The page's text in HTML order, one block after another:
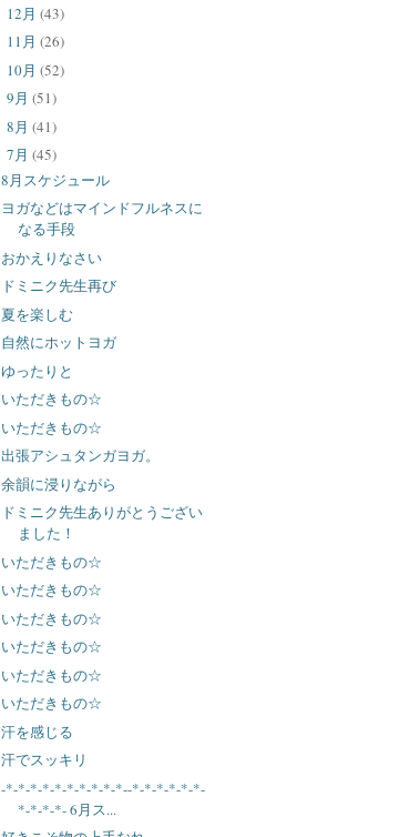
12月 (43)
11月 (26)
10月 (52)
9月 (51)
8月 (41)
7月 (45)
8月スケジュール
ヨガなどはマインドフルネスに
なる手段
おかえりなさい
ドミニク先生再び
夏を楽しむ
自然にホットヨガ
ゆったりと
いただきもの☆
いただきもの☆
出張アシュタンガヨガ。
余韻に浸りながら
ドミニク先生ありがとうござい
ました！
いただきもの☆
いただきもの☆
いただきもの☆
いただきもの☆
いただきもの☆
いただきもの☆
汗を感じる
汗でスッキリ
-*-*-*-*-*-*-*-*-*-*--*-*-*-*-*-*-
*-*-*-*- 6月ス...